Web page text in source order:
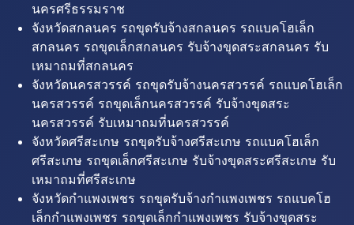
นครศรีธรรมราช
จังหวัดสกลนคร รถขุดรับจ้างสกลนคร รถแบคโฮเล็ก
สกลนคร รถขุดเล็กสกลนคร รับจ้างขุดสระสกลนคร รับ
เหมาถมที่สกลนคร
จังหวัดนครสวรรค์ รถขุดรับจ้างนครสวรรค์ รถแบคโฮเล็ก
นครสวรรค์ รถขุดเล็กนครสวรรค์ รับจ้างขุดสระ
นครสวรรค์ รับเหมาถมที่นครสวรรค์
จังหวัดศรีสะเกษ รถขุดรับจ้างศรีสะเกษ รถแบคโฮเล็ก
ศรีสะเกษ รถขุดเล็กศรีสะเกษ รับจ้างขุดสระศรีสะเกษ รับ
เหมาถมที่ศรีสะเกษ
จังหวัดกำแพงเพชร รถขุดรับจ้างกำแพงเพชร รถแบคโฮ
เล็กกำแพงเพชร รถขุดเล็กกำแพงเพชร รับจ้างขุดสระ